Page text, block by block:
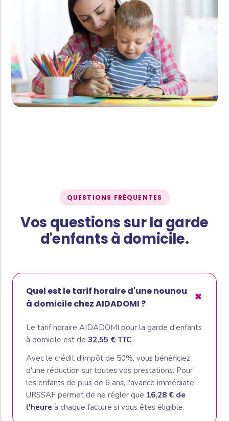
QUESTIONS FRÉQUENTES
Vos questions sur la garde
d'enfants à domicile.
Quel est le tarif horaire d'une nounou
à domicile chez AIDADOMI ?
Le tarif horaire AIDADOMI pour la garde d'enfants
à domicile est de 32,55 € TTC.
Avec le crédit d'impôt de 50%, vous bénéficiez
d'une réduction sur toutes vos prestations. Pour
les enfants de plus de 6 ans, l'avance immédiate
URSSAF permet de ne régler que 16,28 € de
l'heure à chaque facture si vous êtes éligible.